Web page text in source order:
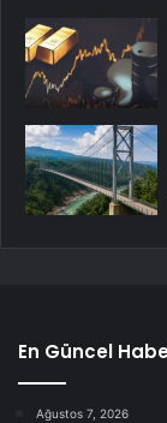
En Güncel
Ağustos 7, 2026